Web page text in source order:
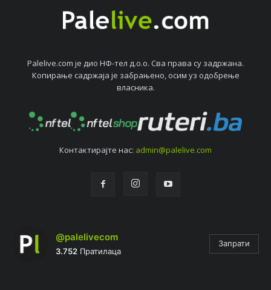
Palelive.com јe дио НФ-тeл д.о.о. Сва права су задржана.
Копирањe садржаја јe забрањeно, осим уз одобрeњe
власника.
Контактирајтe нас: admin@palelive.com
@palelivecom
3.752 Пратилаца
Запрати